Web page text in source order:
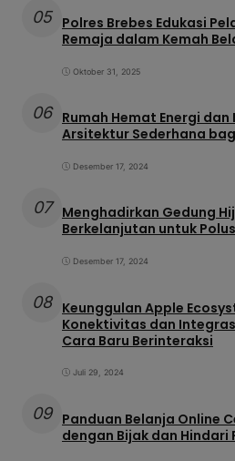
05 Polres Brebes Edukasi
Remaja dalam Kemah
Oktober 31, 2025
06 Rumah Hemat Energi dan
Arsitektur Sederhana
Desember 17, 2024
07
Menghadirkan Gedung
Berkelanjutan untuk
Desember 17, 2024
08 Keunggulan Apple
Konektivitas dan
Cara Baru Berinteraksi
Juli 29, 2024
09 Panduan Belanja Online
dengan Bijak dan Hindari